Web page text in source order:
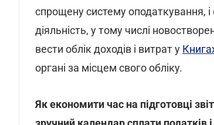
спрощену систему оподаткування,
діяльність, у тому числі
вести облік доходів і витрат у
органі за місцем свого обліку.
Як економити час на підготовці